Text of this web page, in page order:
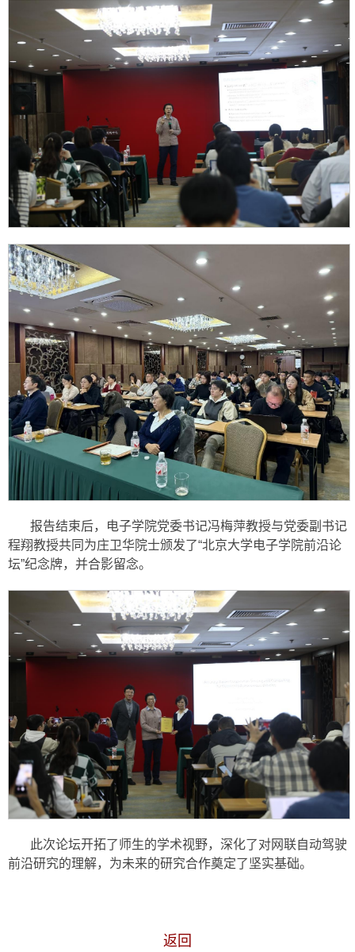
报告结束后，电子学院党委书记冯梅萍教授与党委副书记
程翔教授共同为庄卫华院士颁发了“北京大学电子学院前沿论
坛”纪念牌，并合影留念。
此次论坛开拓了师生的学术视野，深化了对网联自动驾驶
前沿研究的理解，为未来的研究合作奠定了坚实基础。
返回